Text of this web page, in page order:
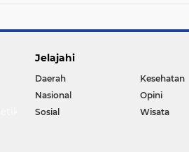
detikTravel
Jelajahi
Daerah Kesehatan
Nasional
Opini
Sosial
Wisata